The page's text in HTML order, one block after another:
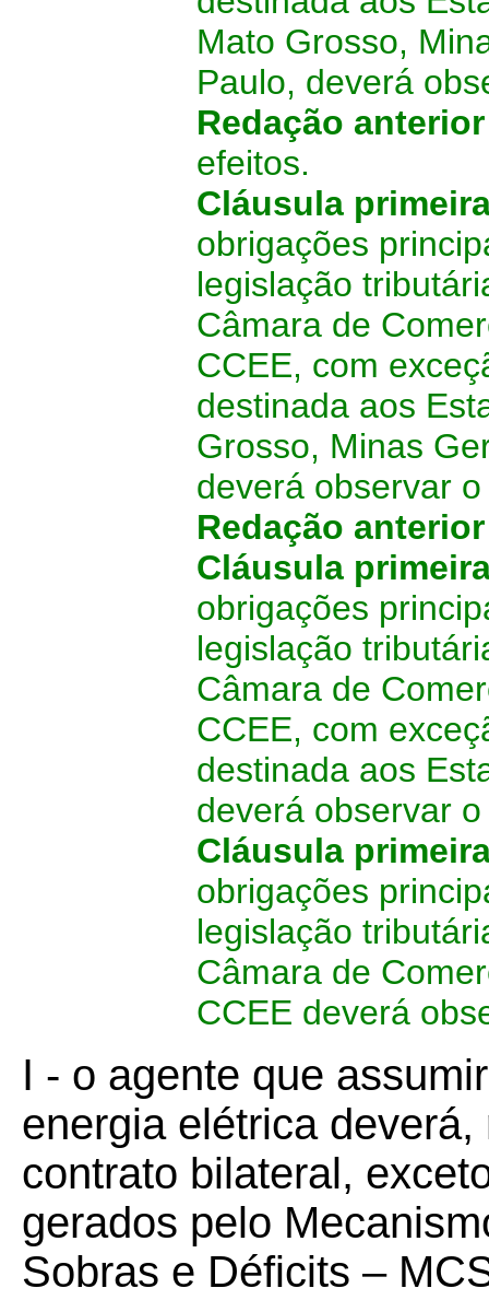
Mato Grosso,
Paulo, deverá
Redação
efeitos.
Cláusula
obrigações
legislação
Câmara de
CCEE, com
destinada aos
Grosso, Minas
deverá observar
Redação
Cláusula
obrigações
legislação
Câmara de
CCEE, com
destinada aos
deverá observar
Cláusula
obrigações
legislação
Câmara de
CCEE deverá
I - o agente que
energia elétrica
contrato bilateral,
gerados pelo
Sobras e Déficits –